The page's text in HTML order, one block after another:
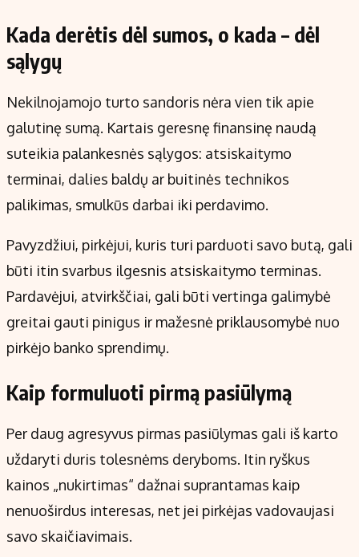
Kada derėtis dėl sumos, o kada – dėl
sąlygų
Nekilnojamojo turto sandoris nėra vien tik apie
galutinę sumą. Kartais geresnę finansinę naudą
suteikia palankesnės sąlygos: atsiskaitymo
terminai, dalies baldų ar buitinės technikos
palikimas, smulkūs darbai iki perdavimo.
Pavyzdžiui, pirkėjui, kuris turi parduoti savo butą, gali
būti itin svarbus ilgesnis atsiskaitymo terminas.
Pardavėjui, atvirkščiai, gali būti vertinga galimybė
greitai gauti pinigus ir mažesnė priklausomybė nuo
pirkėjo banko sprendimų.
Kaip formuluoti pirmą pasiūlymą
Per daug agresyvus pirmas pasiūlymas gali iš karto
uždaryti duris tolesnėms deryboms. Itin ryškus
kainos „nukirtimas“ dažnai suprantamas kaip
nenuoširdus interesas, net jei pirkėjas vadovaujasi
savo skaičiavimais.